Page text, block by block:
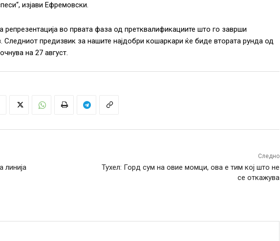
изјави Ефремовски.
репрезентација во првата фаза од претквалификациите што го заврши
Следниот предизвик за нашите најдобри кошаркари ќе биде втората рунда од
на 27 август.
Следно
Тухел: Горд сум на овие момци, ова е тим кој што не
се откажува